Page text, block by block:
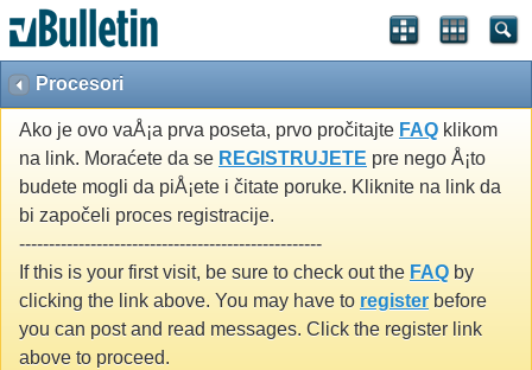
Procesori
Ako je ovo vaÅ¡a prva poseta, prvo pročitajte FAQ klikom
na link. Moraćete da se REGISTRUJETE pre nego Å¡to
budete mogli da piÅ¡ete i čitate poruke. Kliknite na link da
bi započeli proces registracije.
---------------------------------------------------
If this is your first visit, be sure to check out the FAQ by
clicking the link above. You may have to register before
you can post and read messages. Click the register link
above to proceed.